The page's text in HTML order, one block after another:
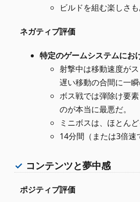
ビルドを組む楽しさも
ネガティブ評価
特定のゲームシステムにお
射撃中は移動速度が
遅い移動の合間に一
ボス戦では弾除け要
のが本当に最悪だ。
ミニボスは、ほとん
14分間（または3倍速
コンテンツと夢中感
ポジティブ評価